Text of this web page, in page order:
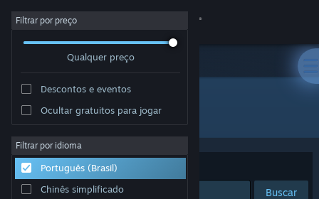
Iniciar sessão
Sobre
Suporte
Filtrar por preço
Qualquer preço
Descontos e eventos
Ocultar gratuitos para jogar
Filtrar por idioma
Português (Brasil)
Chinês simplificado
Desenvolvedor: Takahiro Miyazawa
Ordenar por Relevância
Buscar